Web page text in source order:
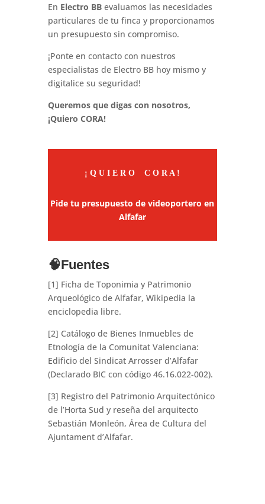
En Electro BBevaluamos las necesidades
particulares de tu finca y proporcionamos
un presupuesto sin compromiso.
¡Ponte en contacto con nuestros
especialistas de Electro BB hoy mismo y
digitalice su seguridad!
Queremos que digas con nosotros,
¡Quiero CORA!
¡ Q U I E R O C O R A !
Pide tu presupuesto de videoportero en
Alfafar
🧠Fuentes
[1] Ficha de Toponimia y Patrimonio
Arqueológico de Alfafar, Wikipedia la
enciclopedia libre.
[2] Catálogo de Bienes Inmuebles de
Etnología de la Comunitat Valenciana:
Edificio del Sindicat Arrosser d’Alfafar
(Declarado BIC con código 46.16.022-002).
[3] Registro del Patrimonio Arquitectónico
de l’Horta Sud y reseña del arquitecto
Sebastián Monleón, Área de Cultura del
Ajuntament d’Alfafar.